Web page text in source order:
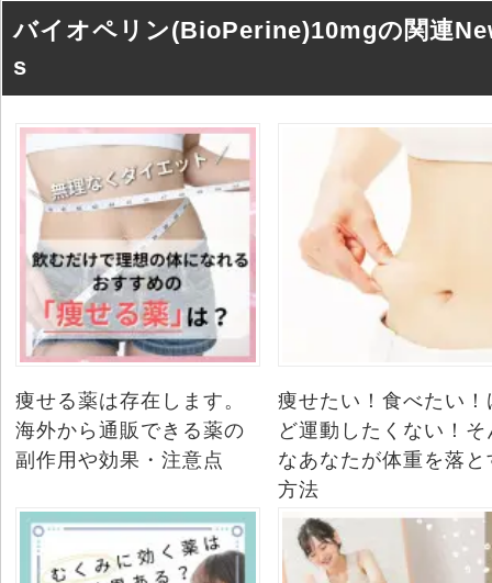
バイオペリン(BioPerine)10mgの関連
s
痩せる薬は存在します。
海外から通販できる薬の
副作用や効果・注意点
痩せたい！食べたい！
ど運動したくない！そ
なあなたが体重を落と
方法